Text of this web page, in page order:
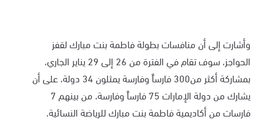
وأشارت إلى أن منافسات بطولة فاطمة بنت مبارك لقفز
الحواجز، سوف تقام في الفترة من 26 إلى 29 يناير الجاري،
بمشاركة أكثر من300 فارساً وفارسة يمثلون 34 دولة، على أن
يشارك من دولة الإمارات 75 فارساً وفارسة، من بينهم 7
فارسات من أكاديمية فاطمة بنت مبارك للرياضة النسائية.